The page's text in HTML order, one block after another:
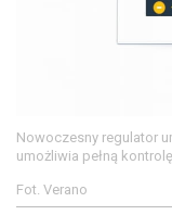
Nowoczesny regulator
umożliwia pełną
Fot. Verano